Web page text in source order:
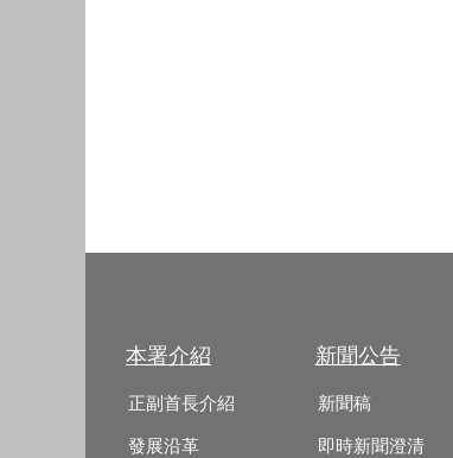
本署介紹
正副首長介紹
發展沿革
新聞公告
新聞稿
即時新聞澄清